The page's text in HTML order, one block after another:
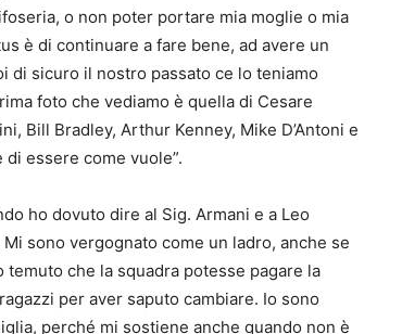
o non poter portare mia moglie o mia
è di continuare a fare bene, ad avere un
di sicuro il nostro passato ce lo teniamo
foto che vediamo è quella di Cesare
Bill Bradley, Arthur Kenney, Mike D’Antoni e
essere come vuole”.
ho dovuto dire al Sig. Armani e a Leo
sono vergognato come un ladro, anche se
che la squadra potesse pagare la
per aver saputo cambiare. Io sono
perché mi sostiene anche quando non è